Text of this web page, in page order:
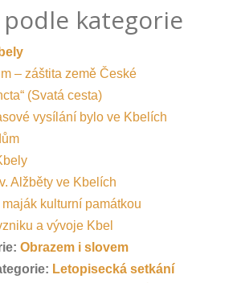
kategorie
– záštita země České
(Svatá cesta)
vysílání bylo ve Kbelích
Alžběty ve Kbelích
kulturní památkou
a vývoje Kbel
Obrazem i slovem
Letopisecká setkání